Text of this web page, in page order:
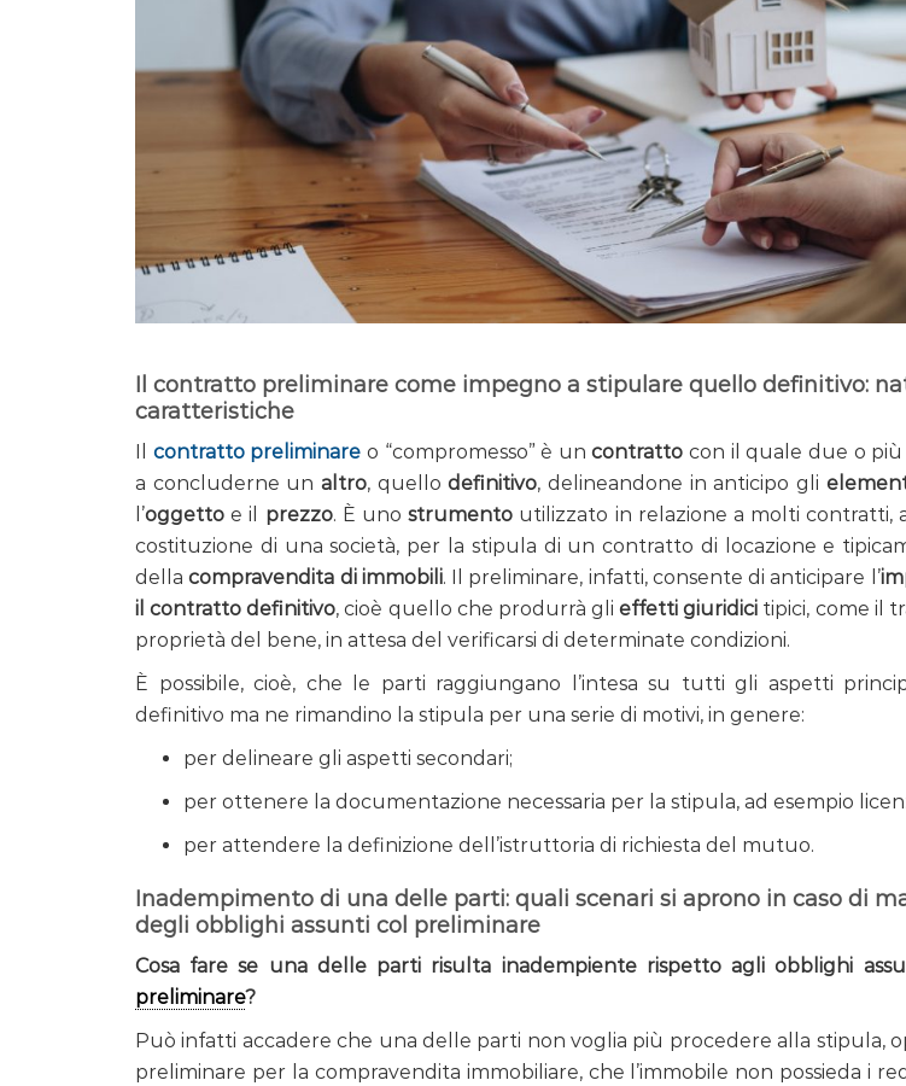
Il contratto preliminare come impegno a stipulare quello definitivo:
caratteristiche
Il contratto preliminare o “compromesso” è uncontratto con il quale due o
a concluderne un altro, quellodefinitivo, delineandone in anticipo gli
l’oggetto e il prezzo. È unostrumento utilizzato in relazione a molti contratti,
costituzione di una società, per la stipula di un contratto di locazione e
dellacompravendita di immobili. Il preliminare, infatti, consente di anticipare l’
il contratto definitivo, cioè quello che produrrà glieffetti giuridici tipici, come il
proprietà del bene, in attesa del verificarsi di determinate condizioni.
È possibile, cioè, che le parti raggiungano l’intesa su tutti gli aspetti
definitivo ma ne rimandino la stipula per una serie di motivi, in genere:
per delineare gli aspetti secondari;
per ottenere la documentazione necessaria per la stipula, ad esempio
per attendere la definizione dell’istruttoria di richiesta del mutuo.
Inadempimento di una delle parti: quali scenari si aprono in caso di
degli obblighi assunti col preliminare
Cosa fare se una delle parti risulta inadempiente rispetto agli obblighi
preliminare?
Può infatti accadere che una delle parti non voglia più procedere alla stipula,
preliminare per la compravendita immobiliare, che l’immobile non possieda i